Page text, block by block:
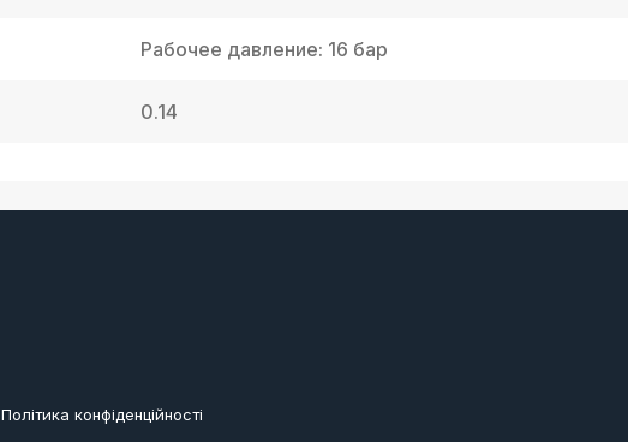
Рабочее давление: 16 бар
0.14
Політика конфіденційності